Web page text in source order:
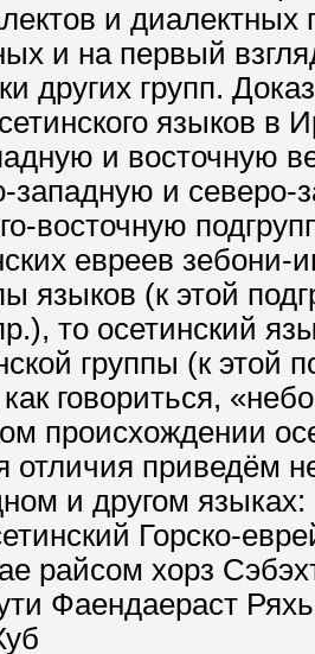
и
и на первый
других групп.
языков в
и восточную
западную и северо-
восточную
евреев зебони-
языков (к этой
то осетинский
группы (к этой
говориться,
происхождении
отличия приведём
и другом языках:
Горско-
райсом хорз
Фаендаераст